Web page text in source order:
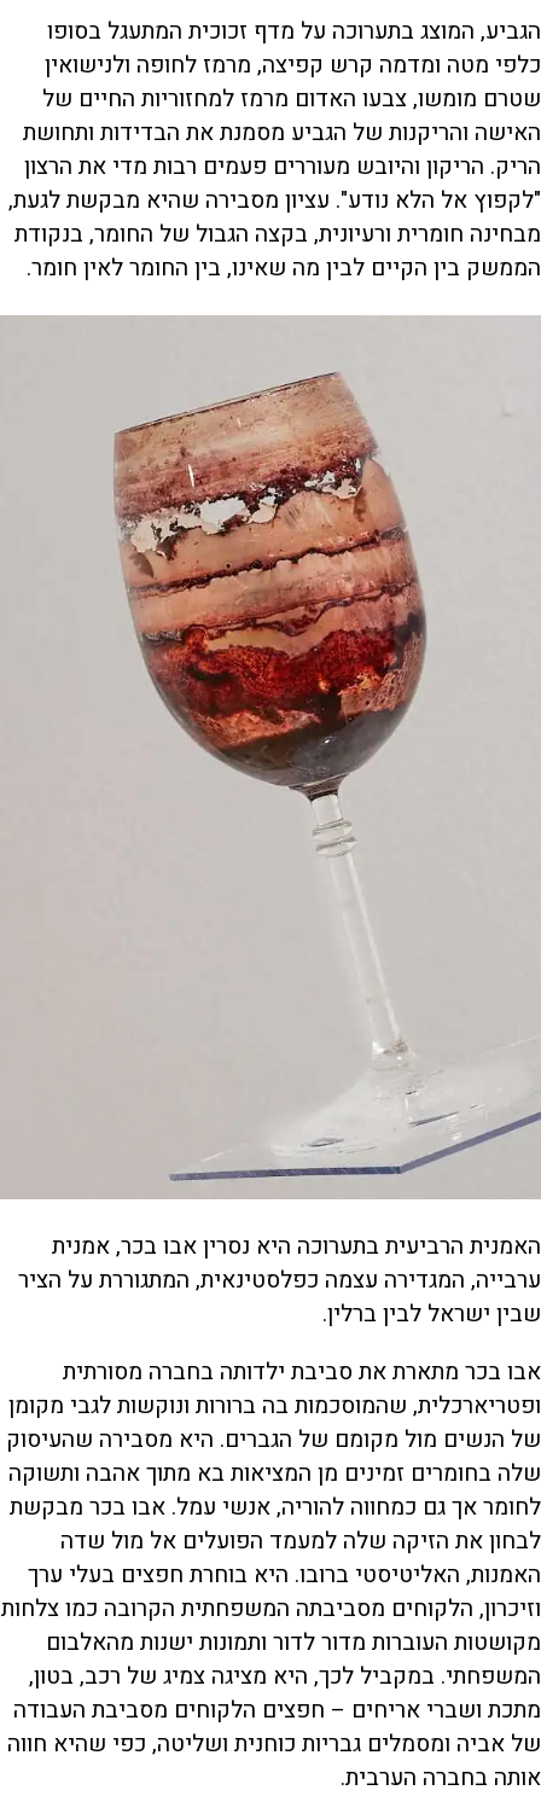
הגביע, המוצג בתערוכה על מדף זכוכית המתעגל בסופו
כלפי מטה ומדמה קרש קפיצה, מרמז לחופה ולנישואין
שטרם מומשו, צבעו האדום מרמז למחזוריות החיים של
האישה והריקנות של הגביע מסמנת את הבדידות ותחושת
הריק. הריקון והיובש מעוררים פעמים רבות מדי את הרצון
"לקפוץ אל הלא נודע". עציון מסבירה שהיא מבקשת לגעת,
מבחינה חומרית ורעיונית, בקצה הגבול של החומר, בנקודת
הממשק בין הקיים לבין מה שאינו, בין החומר לאין חומר.
האמנית הרביעית בתערוכה היא נסרין אבו בכר, אמנית
ערבייה, המגדירה עצמה כפלסטינאית, המתגוררת על הציר
שבין ישראל לבין ברלין.
אבו בכר מתארת את סביבת ילדותה בחברה מסורתית
ופטריארכלית, שהמוסכמות בה ברורות ונוקשות לגבי מקומן
של הנשים מול מקומם של הגברים. היא מסבירה שהעיסוק
שלה בחומרים זמינים מן המציאות בא מתוך אהבה ותשוקה
לחומר אך גם כמחווה להוריה, אנשי עמל. אבו בכר מבקשת
לבחון את הזיקה שלה למעמד הפועלים אל מול שדה
האמנות, האליטיסטי ברובו. היא בוחרת חפצים בעלי ערך
וזיכרון, הלקוחים מסביבתה המשפחתית הקרובה כמו צלחות
מקושטות העוברות מדור לדור ותמונות ישנות מהאלבום
המשפחתי. במקביל לכך, היא מציגה צמיג של רכב, בטון,
מתכת ושברי אריחים – חפצים הלקוחים מסביבת העבודה
של אביה ומסמלים גבריות כוחנית ושליטה, כפי שהיא חווה
אותה בחברה הערבית.